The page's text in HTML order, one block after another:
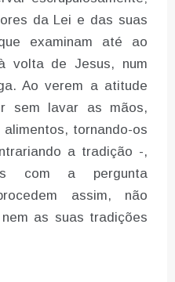
da Lei e das suas
examinam até ao
volta de Jesus, num
Ao verem a atitude
sem lavar as mãos,
tornando-os
a tradição -,
com a pergunta
assim, não
as suas tradições